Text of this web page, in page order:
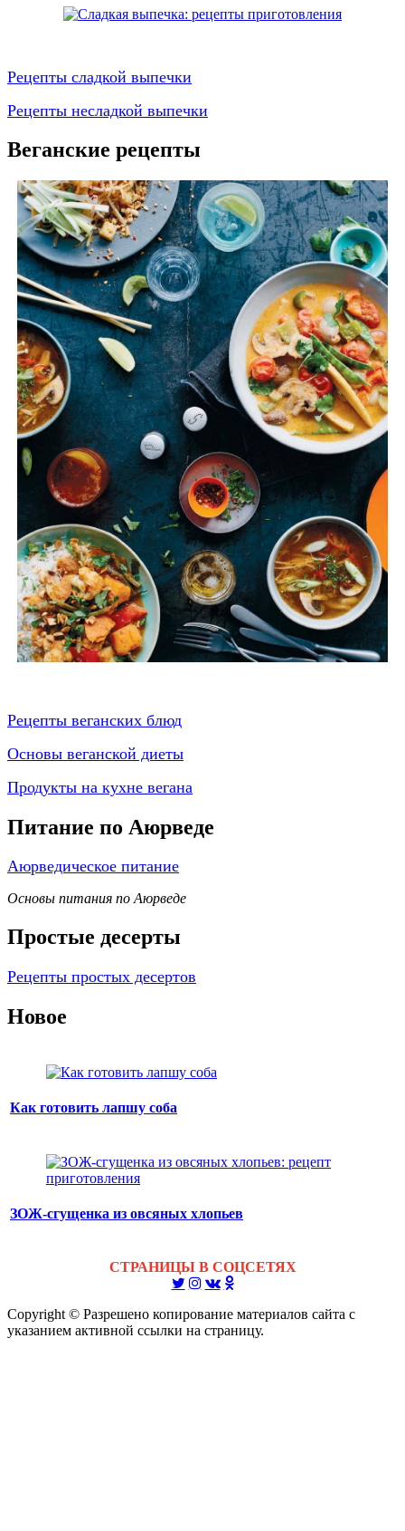
Рецепты сладкой выпечки
Рецепты несладкой выпечки
Веганские рецепты
Рецепты веганских блюд
Основы веганской диеты
Продукты на кухне вегана
Питание по Аюрведе
Аюрведическое питание
Основы питания по Аюрведе
Простые десерты
Рецепты простых десертов
Новое
Как готовить лапшу соба
ЗОЖ-сгущенка из овсяных хлопьев
СТРАНИЦЫ В СОЦСЕТЯХ
Copyright © Разрешено копирование материалов сайта с
указанием активной ссылки на страницу.